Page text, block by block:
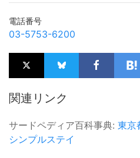
電話番号
03-5753-6200
関連リンク
サードペディア百科事典: 東京
シンプルステイ